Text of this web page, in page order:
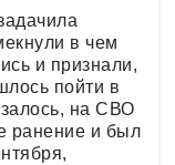
в чем
и признали,
пойти в
на СВО
ранение и был